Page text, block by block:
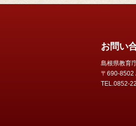
お問い
島根県教育
〒690-8502
TEL.0852-